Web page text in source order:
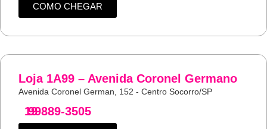
COMO CHEGAR
Loja 1A99 – Avenida Coronel Germano
Avenida Coronel German, 152 - Centro Socorro/SP
19
99889-3505